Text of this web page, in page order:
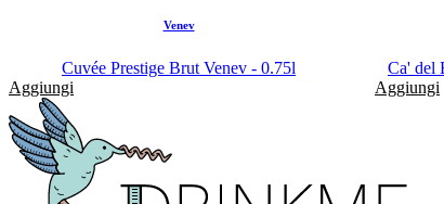
Venev
Cuvée Prestige Brut Venev - 0.75l
Aggiungi
Ca' del
Aggiungi